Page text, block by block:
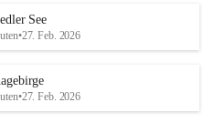
r
S
See
•27. Feb. 2026
•27. Feb. 2026